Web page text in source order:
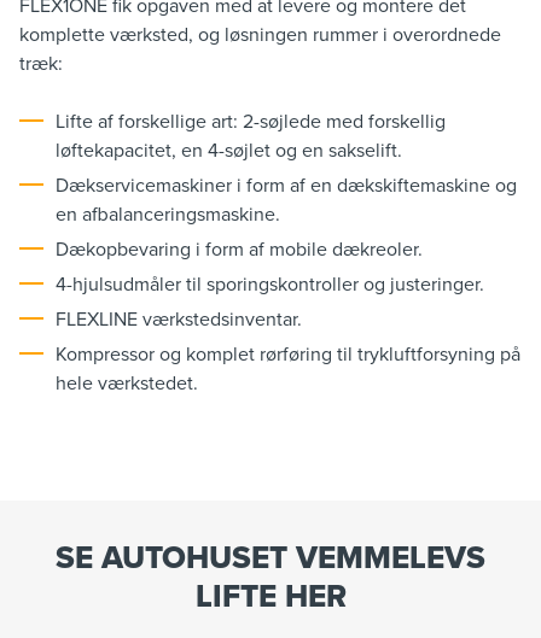
FLEX1ONE fik opgaven med at levere og montere det
komplette værksted, og løsningen rummer i overordnede
træk:
Lifte af forskellige art: 2-søjlede med forskellig
løftekapacitet, en 4-søjlet og en sakselift.
Dækservicemaskiner i form af en dækskiftemaskine og
en afbalanceringsmaskine.
Dækopbevaring i form af mobile dækreoler.
4-hjulsudmåler til sporingskontroller og justeringer.
FLEXLINE værkstedsinventar.
Kompressor og komplet rørføring til trykluftforsyning på
hele værkstedet.
SE AUTOHUSET VEMMELEVS
LIFTE HER